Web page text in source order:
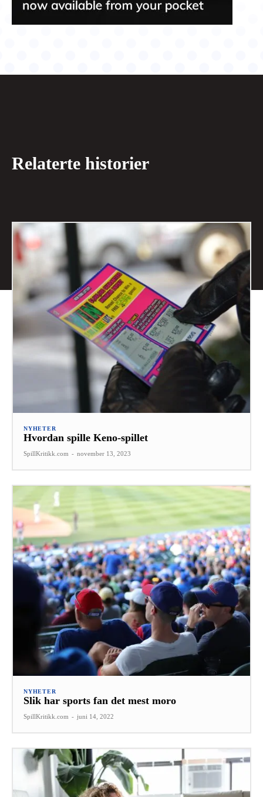
Relaterte historier
NYHETER
Hvordan spille Keno-spillet
SpillKritikk.com - november 13, 2023
NYHETER
Slik har sports fan det mest moro
SpillKritikk.com - juni 14, 2022